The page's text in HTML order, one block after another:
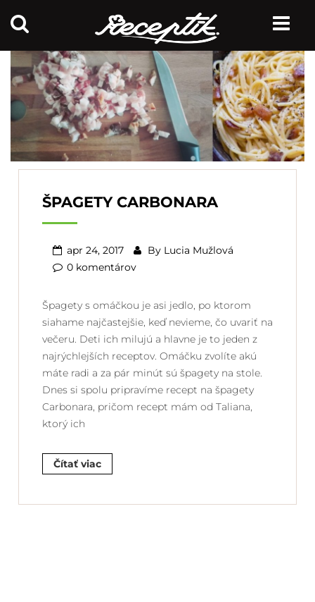
ŠPAGETY CARBONARA
apr 24, 2017 By Lucia Mužlová
0 komentárov
Špagety s omáčkou je asi jedlo, po ktorom
siahame najčastejšie, keď nevieme, čo uvariť na
večeru. Deti ich milujú a hlavne je to jeden z
najrýchlejších receptov. Omáčku zvolíte akú
máte radi a za pár minút sú špagety na stole.
Dnes si spolu pripravíme recept na špagety
Carbonara, pričom recept mám od Taliana,
ktorý ich
Čítať viac